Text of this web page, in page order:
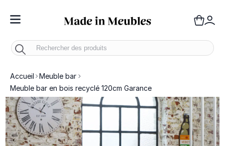
Toggle Nav
Accueil
Meuble bar
Meuble bar en bois recyclé 120cm Garance